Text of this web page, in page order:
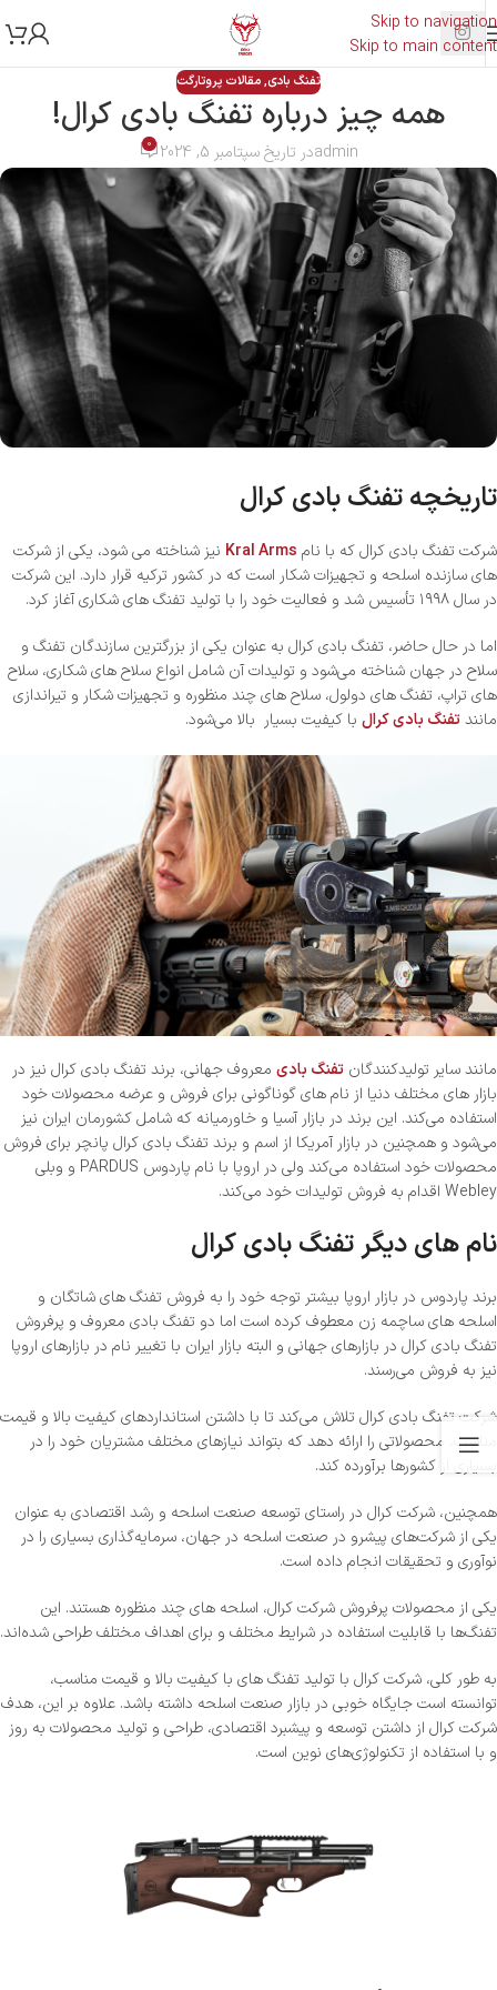
Skip to navigation
Skip to main content
تفنگ بادی,مقالات پروتارگت
همه چیز درباره تفنگ بادی کرال!
adminدر تاریخ سپتامبر 5, 2024 0
تاریخچه تفنگ بادی کرال
شرکت تفنگ بادی کرال که با نام Kral Arms نیز شناخته می شود، یکی از شرکت
های سازنده اسلحه و تجهیزات شکار است که در کشور ترکیه قرار دارد. این شرکت
در سال ۱۹۹۸ تأسیس شد و فعالیت خود را با تولید تفنگ های شکاری آغاز کرد.
اما در حال حاضر، تفنگ بادی کرال به عنوان یکی از بزرگترین سازندگان تفنگ و
سلاح در جهان شناخته می‌شود و تولیدات آن شامل انواع سلاح های شکاری، سلاح
های تراپ، تفنگ های دولول، سلاح های چند منظوره و تجهیزات شکار و تیراندازی
مانندتفنگ بادی کرال با کیفیت بسیار بالا می‌شود.
مانند سایر تولیدکنندگان تفنگ بادی معروف جهانی، برند تفنگ بادی کرال نیز در
بازار های مختلف دنیا از نام های گوناگونی برای فروش و عرضه محصولات خود
استفاده می‌کند. این برند در بازار آسیا و خاورمیانه که شامل کشورمان ایران نیز
می‌شود و همچنین در بازار آمریکا از اسم و برند تفنگ بادی کرال پانچر برای فروش
محصولات خود استفاده می‌کند ولی در اروپا با نام پاردوس PARDUS و وبلی
Webley اقدام به فروش تولیدات خود می‌کند.
نام های دیگر تفنگ بادی کرال
برند پاردوس در بازار اروپا بیشتر توجه خود را به فروش تفنگ های شاتگان و
اسلحه های ساچمه زن معطوف کرده است اما دو تفنگ بادی معروف و پرفروش
تفنگ بادی کرال در بازارهای جهانی و البته بازار ایران با تغییر نام در بازارهای اروپا
نیز به فروش می‌رسند.
شرکت تفنگ بادی کرال تلاش می‌کند تا با داشتن استانداردهای کیفیت بالا و قیمت
مناسب، محصولاتی را ارائه دهد که بتواند نیازهای مختلف مشتریان خود را در
بسیاری از کشورها برآورده کند.
همچنین، شرکت کرال در راستای توسعه صنعت اسلحه و رشد اقتصادی به عنوان
یکی از شرکت‌های پیشرو در صنعت اسلحه در جهان، سرمایه‌گذاری بسیاری را در
نوآوری و تحقیقات انجام داده است.
یکی از محصولات پرفروش شرکت کرال، اسلحه های چند منظوره هستند. این
تفنگ‌ها با قابلیت استفاده در شرایط مختلف و برای اهداف مختلف طراحی شده‌اند.
به طور کلی، شرکت کرال با تولید تفنگ های با کیفیت بالا و قیمت مناسب،
توانسته است جایگاه خوبی در بازار صنعت اسلحه داشته باشد. علاوه بر این، هدف
شرکت کرال از داشتن توسعه و پیشبرد اقتصادی، طراحی و تولید محصولات به روز
و با استفاده از تکنولوژی‌های نوین است.